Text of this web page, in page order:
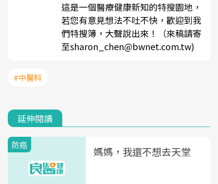
這是一個醫療健康新知的特搜園地，
若您有意見想法不吐不快，歡迎到我
們特搜簿，大聲說出來！（來稿請寄
至sharon_chen@bwnet.com.tw)
#中醫科
延伸閱讀
防癌 媽媽，我還不想去天堂